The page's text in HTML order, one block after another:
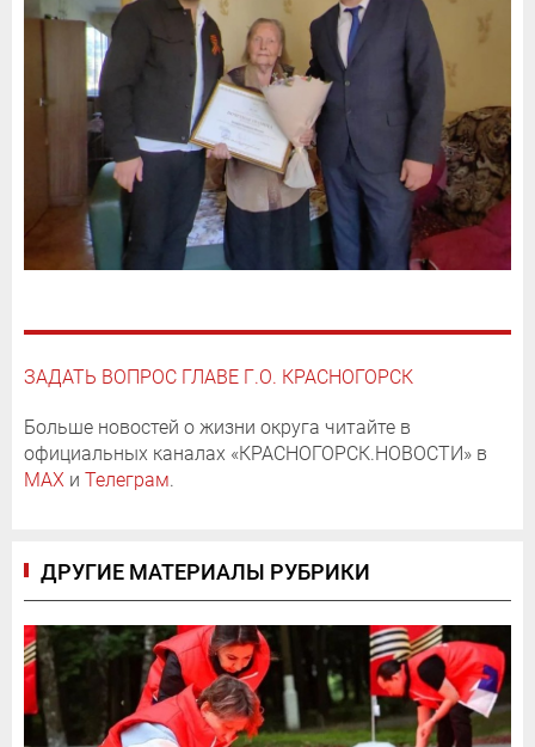
ЗАДАТЬ ВОПРОС ГЛАВЕ Г.О. КРАСНОГОРСК
Больше новостей о жизни округа читайте в
официальных каналах «КРАСНОГОРСК.НОВОСТИ» в
MAX и Телеграм.
ДРУГИЕ МАТЕРИАЛЫ РУБРИКИ